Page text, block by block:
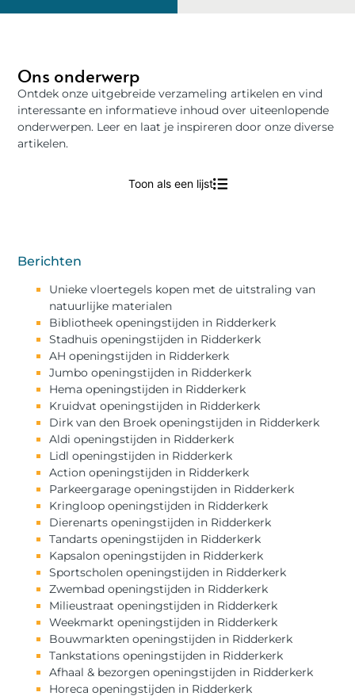
Ons onderwerp
Ontdek onze uitgebreide verzameling artikelen en vind
interessante en informatieve inhoud over uiteenlopende
onderwerpen. Leer en laat je inspireren door onze diverse
artikelen.
Toon als een lijst
Berichten
Unieke vloertegels kopen met de uitstraling van
natuurlijke materialen
Bibliotheek openingstijden in Ridderkerk
Stadhuis openingstijden in Ridderkerk
AH openingstijden in Ridderkerk
Jumbo openingstijden in Ridderkerk
Hema openingstijden in Ridderkerk
Kruidvat openingstijden in Ridderkerk
Dirk van den Broek openingstijden in Ridderkerk
Aldi openingstijden in Ridderkerk
Lidl openingstijden in Ridderkerk
Action openingstijden in Ridderkerk
Parkeergarage openingstijden in Ridderkerk
Kringloop openingstijden in Ridderkerk
Dierenarts openingstijden in Ridderkerk
Tandarts openingstijden in Ridderkerk
Kapsalon openingstijden in Ridderkerk
Sportscholen openingstijden in Ridderkerk
Zwembad openingstijden in Ridderkerk
Milieustraat openingstijden in Ridderkerk
Weekmarkt openingstijden in Ridderkerk
Bouwmarkten openingstijden in Ridderkerk
Tankstations openingstijden in Ridderkerk
Afhaal & bezorgen openingstijden in Ridderkerk
Horeca openingstijden in Ridderkerk